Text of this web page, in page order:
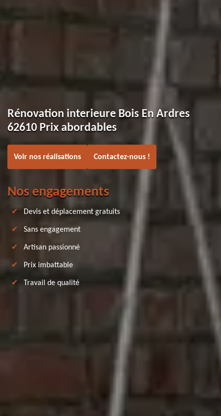
Rénovation interieure Bois En Ardres
62610 Prix abordables
Voir nos réalisations Contactez-nous !
Nos engagements
Devis et déplacement gratuits
Sans engagement
Artisan passionné
Prix imbattable
Travail de qualité